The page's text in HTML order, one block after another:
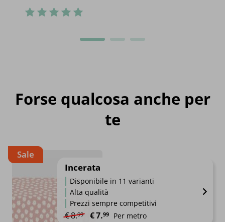
Forse qualcosa anche per
te
Sale
Incerata
Disponibile in 11 varianti
Alta qualità
Prezzi sempre competitivi
€8.99 Il prezzo originale era: €8.99.
€7.99 Il prezzo attuale è: €7.99.
Per metro